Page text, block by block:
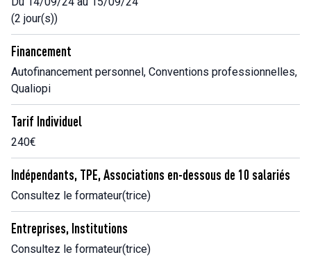
(2 jour(s))
Financement
Autofinancement personnel, Conventions professionnelles,
Qualiopi
Tarif Individuel
240€
Indépendants, TPE, Associations en-dessous de 10 salariés
Consultez le formateur(trice)
Entreprises, Institutions
Consultez le formateur(trice)